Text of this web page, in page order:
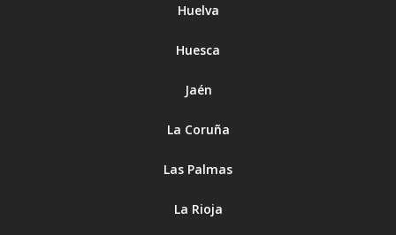
Huelva
Huesca
Jaén
La Coruña
Las Palmas
La Rioja